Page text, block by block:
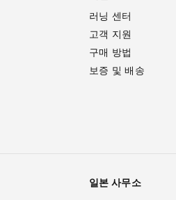
러닝 센터
고객 지원
구매 방법
보증 및 배송
일본 사무소